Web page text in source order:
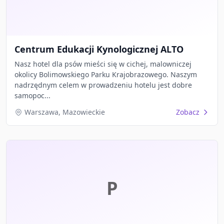
Centrum Edukacji Kynologicznej ALTO
Nasz hotel dla psów mieści się w cichej, malowniczej
okolicy Bolimowskiego Parku Krajobrazowego. Naszym
nadrzędnym celem w prowadzeniu hotelu jest dobre
samopoc...
Warszawa, Mazowieckie
Zobacz
P